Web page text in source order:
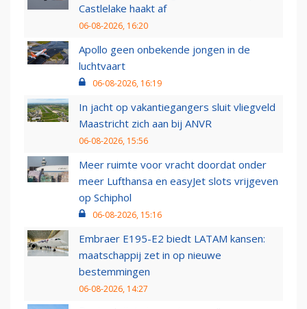
Castlelake haakt af
06-08-2026, 16:20
Apollo geen onbekende jongen in de
luchtvaart
06-08-2026, 16:19
In jacht op vakantiegangers sluit vliegveld
Maastricht zich aan bij ANVR
06-08-2026, 15:56
Meer ruimte voor vracht doordat onder
meer Lufthansa en easyJet slots vrijgeven
op Schiphol
06-08-2026, 15:16
Embraer E195-E2 biedt LATAM kansen:
maatschappij zet in op nieuwe
bestemmingen
06-08-2026, 14:27